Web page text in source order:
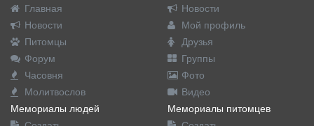
Главная
Новости
Питомцы
Форум
Часовня
Молитвослов
Новости
Мой профиль
Друзья
Группы
Фото
Видео
Мемориалы людей
Мемориалы питомцев